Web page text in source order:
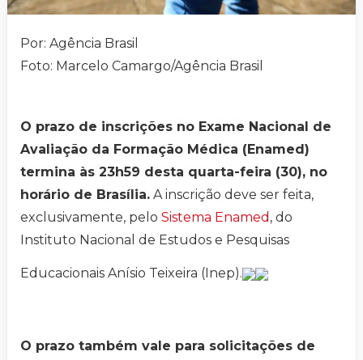
Por: Agência Brasil
Foto: Marcelo Camargo/Agência Brasil
O prazo de inscrições no Exame Nacional de
Avaliação da Formação Médica (Enamed)
termina às 23h59 desta quarta-feira (30), no
horário de Brasília. A inscrição deve ser feita,
exclusivamente, pelo Sistema Enamed , do
Instituto Nacional de Estudos e Pesquisas
Educacionais Anísio Teixeira (Inep).
O prazo também vale para solicitações de